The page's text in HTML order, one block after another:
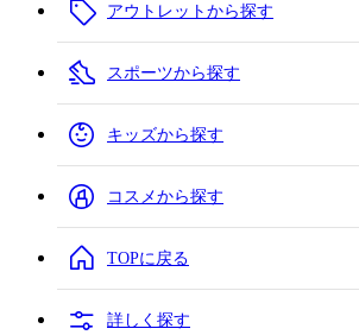
アウトレットから探す
スポーツから探す
キッズから探す
コスメから探す
TOPに戻る
詳しく探す